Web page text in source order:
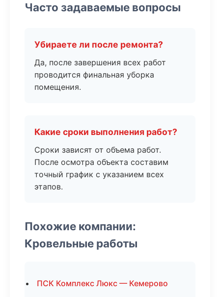
Часто задаваемые вопросы
Убираете ли после ремонта?
Да, после завершения всех работ
проводится финальная уборка
помещения.
Какие сроки выполнения работ?
Сроки зависят от объема работ.
После осмотра объекта составим
точный график с указанием всех
этапов.
Похожие компании:
Кровельные работы
ПСК Комплекс Люкс — Кемерово